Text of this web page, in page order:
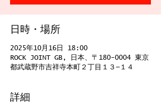
日時・場所
2025年10月16日 18:00
ROCK JOINT GB, 日本、〒180-0004 東京
都武蔵野市吉祥寺本町２丁目１３−１４
詳細